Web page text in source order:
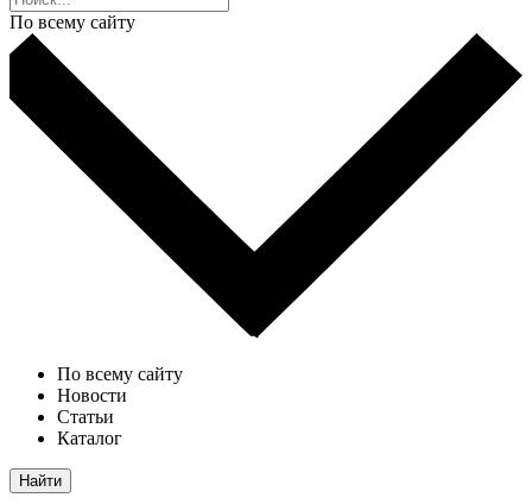
По всему сайту
По всему сайту
Новости
Статьи
Каталог
Найти